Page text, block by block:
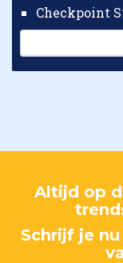
Altijd op
Schrijf je